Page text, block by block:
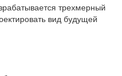
трехмерный
вид будущей